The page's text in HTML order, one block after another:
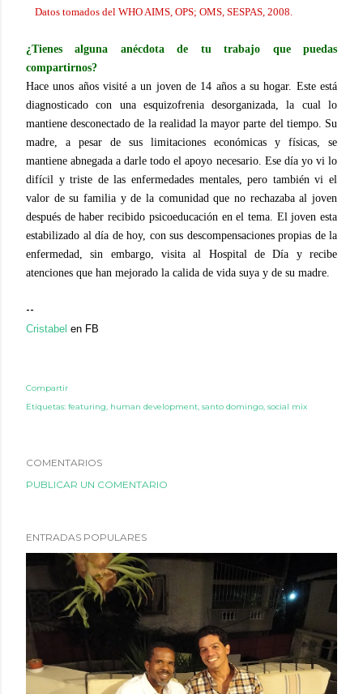
Datos tomados del WHO AIMS, OPS; OMS, SESPAS, 2008.
¿Tienes alguna anécdota de tu trabajo que puedas
compartirnos?
Hace unos años visité a un joven de 14 años a su hogar. Este está
diagnosticado con una esquizofrenia desorganizada, la cual lo
mantiene desconectado de la realidad la mayor parte del tiempo. Su
madre, a pesar de sus limitaciones económicas y físicas, se
mantiene abnegada a darle todo el apoyo necesario. Ese día yo vi lo
difícil y triste de las enfermedades mentales, pero también vi el
valor de su familia y de la comunidad que no rechazaba al joven
después de haber recibido psicoeducación en el tema. El joven esta
estabilizado al día de hoy, con sus descompensaciones propias de la
enfermedad, sin embargo, visita al Hospital de Día y recibe
atenciones que han mejorado la calida de vida suya y de su madre.
--
Cristabel en FB
Compartir
Etiquetas: featuring human development santo domingo social mix
COMENTARIOS
PUBLICAR UN COMENTARIO
ENTRADAS POPULARES